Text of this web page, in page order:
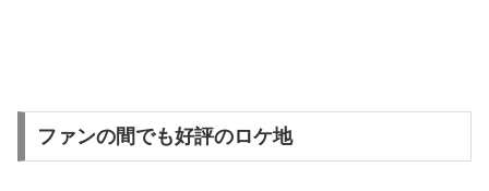
ファンの間でも好評のロケ地